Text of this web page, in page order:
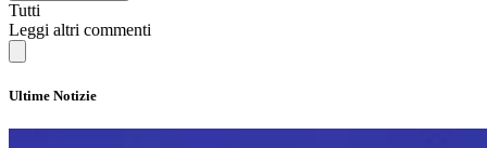
Tutti
Leggi altri commenti
Ultime Notizie